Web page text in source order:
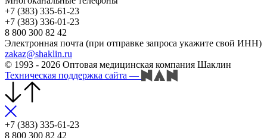
+7 (383) 335-61-23
+7 (383) 336-01-23
8 800 300 82 42
Электронная почта (при отправке запроса укажите свой ИНН)
zakaz@shaklin.ru
© 1993 - 2026 Оптовая медицинская компания Шаклин
Техническая поддержка сайта —
+7 (383) 335-61-23
8 800 300 82 42